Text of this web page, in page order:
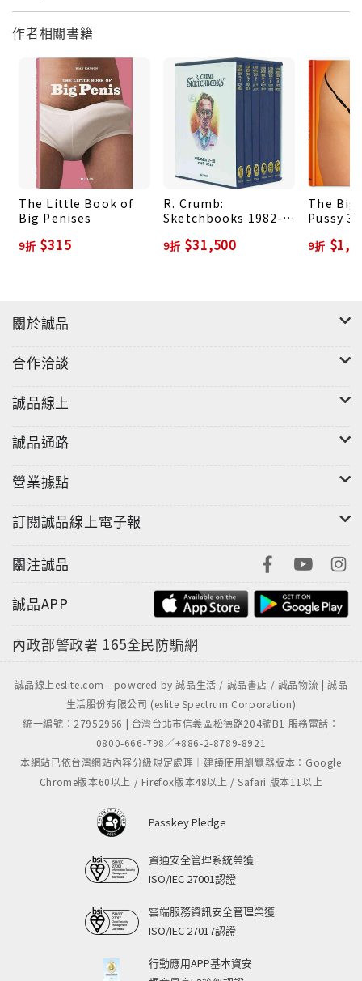
作者相關書籍
The Little Book of
Big Penises
9折 $315
R. Crumb:
Sketchbooks 1982-
(6冊合售)
9折 $31,500
The Big
Pussy
9折
關於誠品
合作洽談
誠品線上
誠品通路
營業據點
訂閱誠品線上電子報
關注誠品
誠品APP
內政部警政署 165全民防騙網
誠品線上eslite.com - powered by 誠品生活 / 誠品書店 / 誠品物流 | 誠品
生活股份有限公司 (eslite Spectrum Corporation)
統一編號：27952966 | 台灣台北市信義區松德路204號B1 服務電話：
0800-666-798／+886-2-8789-8921
本網站已依台灣網站內容分級規定處理｜建議使用瀏覽器版本：Google
Chrome版本60以上 / Firefox版本48以上 / Safari 版本11以上
Passkey Pledge
資通安全管理系統榮獲
ISO/IEC 27001認證
雲端服務資訊安全管理榮獲
ISO/IEC 27017認證
行動應用APP基本資安